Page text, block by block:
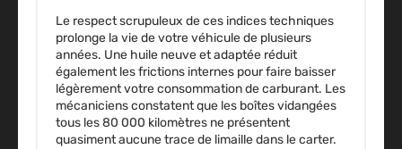
Le respect scrupuleux de ces indices techniques
prolonge la vie de votre véhicule de plusieurs
années. Une huile neuve et adaptée réduit
également les frictions internes pour faire baisser
légèrement votre consommation de carburant. Les
mécaniciens constatent que les boîtes vidangées
tous les 80 000 kilomètres ne présentent
quasiment aucune trace de limaille dans le carter.